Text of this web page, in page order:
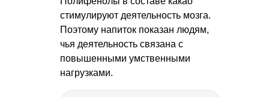
стимулируют деятельность мозга.
Поэтому напиток показан людям,
чья деятельность связана с
повышенными умственными
нагрузками.